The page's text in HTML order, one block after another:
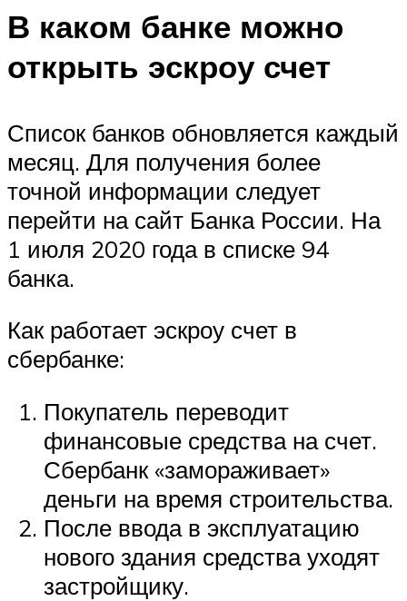
В каком банке можно
открыть эскроу счет
Список банков обновляется каждый
месяц. Для получения более
точной информации следует
перейти на сайт Банка России. На
1 июля 2020 года в списке 94
банка.
Как работает эскроу счет в
сбербанке:
Покупатель переводит
финансовые средства на счет.
Сбербанк «замораживает»
деньги на время строительства.
После ввода в эксплуатацию
нового здания средства уходят
застройщику.